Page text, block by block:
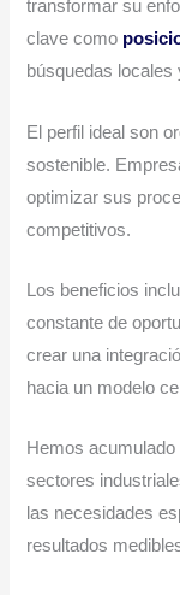
transformar su
clave como
búsquedas
El perfil ideal son
sostenible.
optimizar sus
competitivos.
Los beneficios
constante de
crear una
hacia un modelo
Hemos
sectores
las necesidades
resultados